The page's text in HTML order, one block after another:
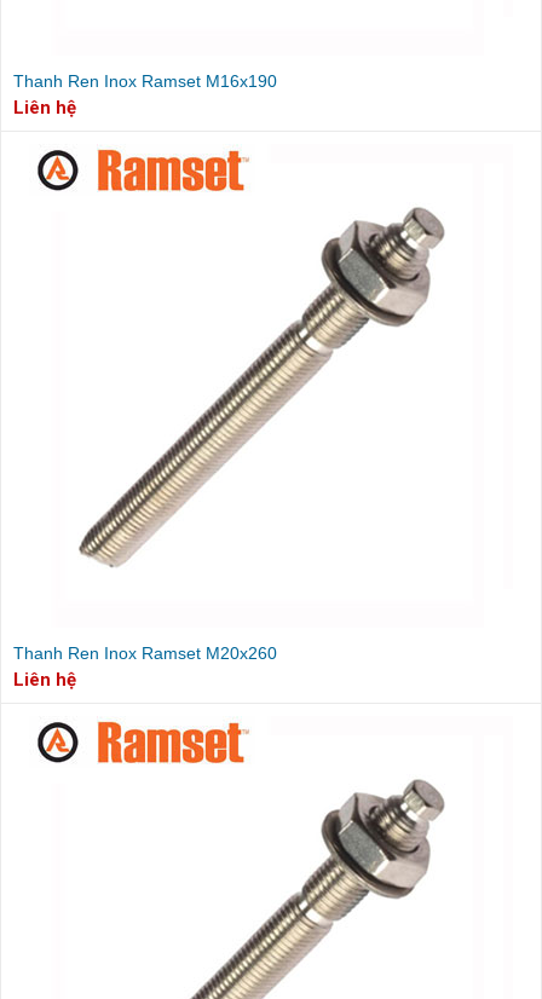
Thanh Ren Inox Ramset M16x190
Liên hệ
Thanh Ren Inox Ramset M20x260
Liên hệ